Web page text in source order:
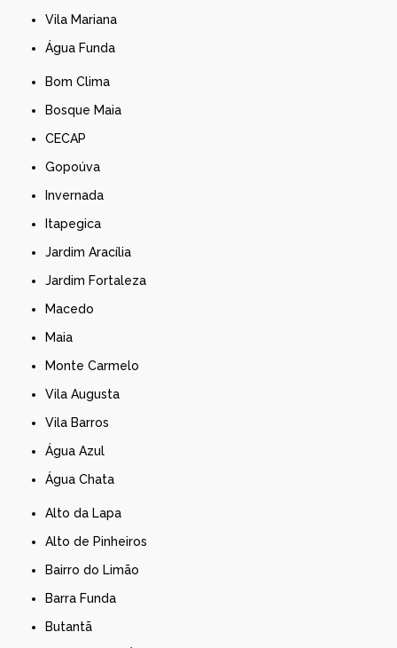
Vila Mariana
Água Funda
Bom Clima
Bosque Maia
CECAP
Gopoúva
Invernada
Itapegica
Jardim Aracília
Jardim Fortaleza
Macedo
Maia
Monte Carmelo
Vila Augusta
Vila Barros
Água Azul
Água Chata
Alto da Lapa
Alto de Pinheiros
Bairro do Limão
Barra Funda
Butantã